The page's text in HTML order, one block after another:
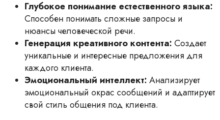
Глубокое понимание естественного языка:
Способен понимать сложные запросы и
нюансы человеческой речи.
Генерация креативного контента: Создает
уникальные и интересные предложения для
каждого клиента.
Эмоциональный интеллект: Анализирует
эмоциональный окрас сообщений и адаптирует
свой стиль общения под клиента.